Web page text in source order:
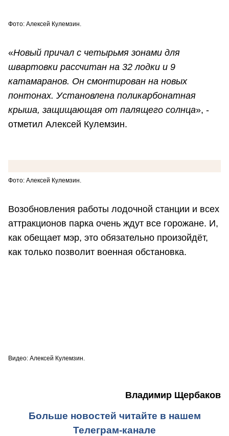
Фото: Алексей Кулемзин.
«Новый причал с четырьмя зонами для
швартовки рассчитан на 32 лодки и 9
катамаранов. Он смонтирован на новых
понтонах. Установлена поликарбонатная
крыша, защищающая от палящего солнца», -
отметил Алексей Кулемзин.
Фото: Алексей Кулемзин.
Возобновления работы лодочной станции и всех
аттракционов парка очень ждут все горожане. И,
как обещает мэр, это обязательно произойдёт,
как только позволит военная обстановка.
Видео: Алексей Кулемзин.
Владимир Щербаков
Больше новостей читайте в нашем
Телеграм-канале